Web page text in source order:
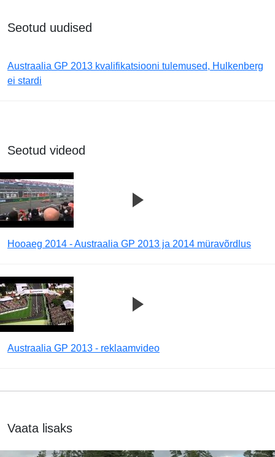
Seotud uudised
Austraalia GP 2013 kvalifikatsiooni tulemused, Hulkenberg
ei stardi
Seotud videod
Hooaeg 2014 - Austraalia GP 2013 ja 2014 müravõrdlus
Austraalia GP 2013 - reklaamvideo
Vaata lisaks